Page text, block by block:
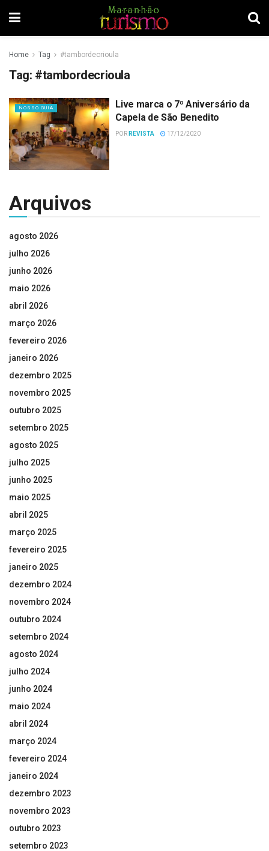
Home Tag #tambordecrioula
Tag: #tambordecrioula
NOSSO GUIA
Live marca o 7º Aniversário da
Capela de São Benedito
POR REVISTA 17/12/2020
Arquivos
agosto 2026
julho 2026
junho 2026
maio 2026
abril 2026
março 2026
fevereiro 2026
janeiro 2026
dezembro 2025
novembro 2025
outubro 2025
setembro 2025
agosto 2025
julho 2025
junho 2025
maio 2025
abril 2025
março 2025
fevereiro 2025
janeiro 2025
dezembro 2024
novembro 2024
outubro 2024
setembro 2024
agosto 2024
julho 2024
junho 2024
maio 2024
abril 2024
março 2024
fevereiro 2024
janeiro 2024
dezembro 2023
novembro 2023
outubro 2023
setembro 2023